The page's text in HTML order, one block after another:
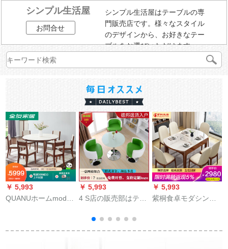
シンプル生活屋
お問合せ
シンプル生活屋はテーブルの専
門販売店です。様々なスタイル
のデザインから、お好きなテー
ブルをお選びいただけます。
￥ 5,993
QUANUホームmodan
ル123616テーブル
￥ 5,993
4 S店の販売部はテー
ます。テーブルと椅
子を組み合わせてベ
￥ 5,993
紫桐食卓モダシンプ
折りたたみたみ伸縮